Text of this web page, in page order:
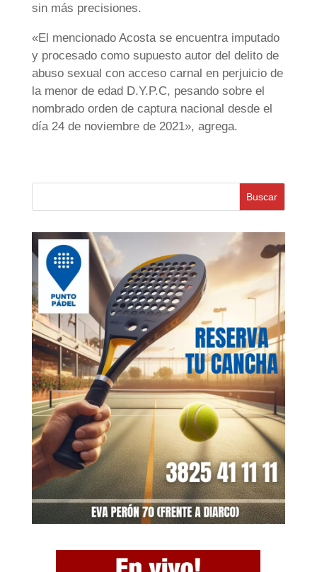
sin más precisiones.
«El mencionado Acosta se encuentra imputado
y procesado como supuesto autor del delito de
abuso sexual con acceso carnal en perjuicio de
la menor de edad D.Y.P.C, pesando sobre el
nombrado orden de captura nacional desde el
día 24 de noviembre de 2021», agrega.
Buscar